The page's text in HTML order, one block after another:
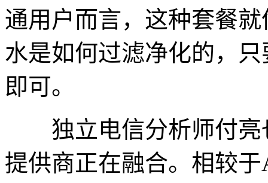
通用户而言，这种套餐
水是如何过滤净化的，
即可。
独立电信分析师付亮
提供商正在融合。相较